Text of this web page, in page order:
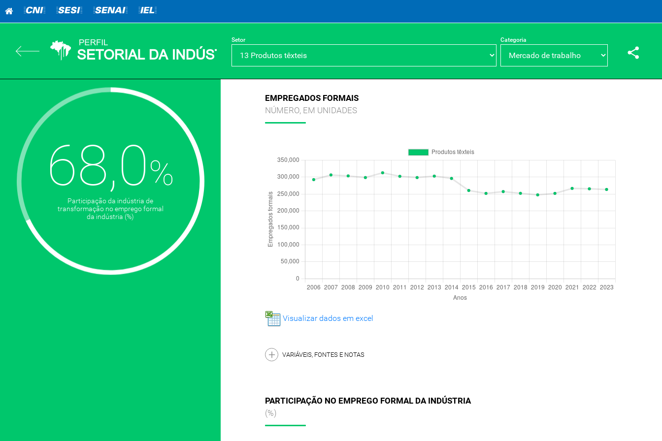
=CNI= =SESI= =SENAI= =IEL=
Setor Categoria
68,0
Participação da indústria de
transformação no emprego formal
da indústria (%)
EMPREGADOS FORMAIS
NÚMERO, EM UNIDADES
Visualizar dados em excel
VARIÁVEIS, FONTES E NOTAS
PARTICIPAÇÃO NO EMPREGO FORMAL DA INDÚSTRIA
(%)